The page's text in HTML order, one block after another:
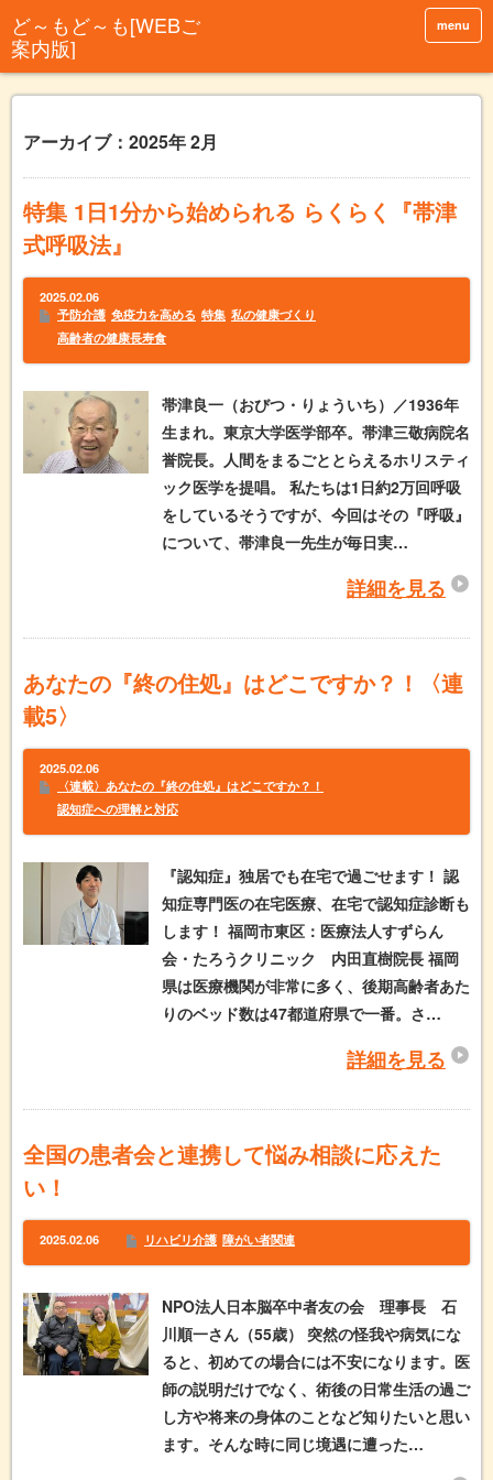
menu
アーカイブ：2025年 2月
特集 1日1分から始められる らくらく『帯津
式呼吸法』
2025.02.06
予防介護 免疫力を高める 特集 私の健康づくり
高齢者の健康長寿食
帯津良一（おびつ・りょういち）／1936年
生まれ。東京大学医学部卒。帯津三敬病院名
誉院長。人間をまるごととらえるホリスティ
ック医学を提唱。 私たちは1日約2万回呼吸
をしているそうですが、今回はその『呼吸』
について、帯津良一先生が毎日実…
詳細を見る
あなたの『終の住処』はどこですか？！〈連
載5〉
2025.02.06
〈連載〉あなたの『終の住処』はどこですか？！
認知症への理解と対応
『認知症』独居でも在宅で過ごせます！ 認
知症専門医の在宅医療、在宅で認知症診断も
します！ 福岡市東区：医療法人すずらん
会・たろうクリニック 内田直樹院長 福岡
県は医療機関が非常に多く、後期高齢者あた
りのベッド数は47都道府県で一番。さ…
詳細を見る
全国の患者会と連携して悩み相談に応えた
い！
2025.02.06 リハビリ介護 障がい者関連
NPO法人日本脳卒中者友の会 理事長 石
川順一さん（55歳） 突然の怪我や病気にな
ると、初めての場合には不安になります。医
師の説明だけでなく、術後の日常生活の過ご
し方や将来の身体のことなど知りたいと思い
ます。そんな時に同じ境遇に遭った…